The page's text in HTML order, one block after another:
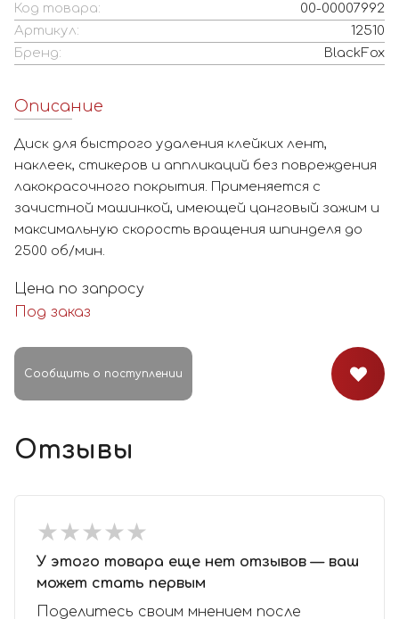
Код товара:
00-00007992
Артикул:
12510
Бренд:
BlackFox
Описание
Диск для быстрого удаления клейких лент,
наклеек, стикеров и аппликаций без повреждения
лакокрасочного покрытия. Применяется с
зачистной машинкой, имеющей цанговый зажим и
максимальную скорость вращения шпинделя до
2500 об/мин.
Цена по запросу
Под заказ
Сообщить о поступлении
Отзывы
★★★★★
★★★★★
У этого товара еще нет отзывов — ваш
может стать первым
Поделитесь своим мнением после